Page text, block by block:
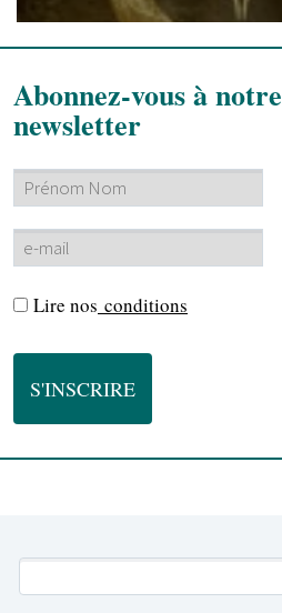
Abonnez-vous à notre
newsletter
Lire nos conditions